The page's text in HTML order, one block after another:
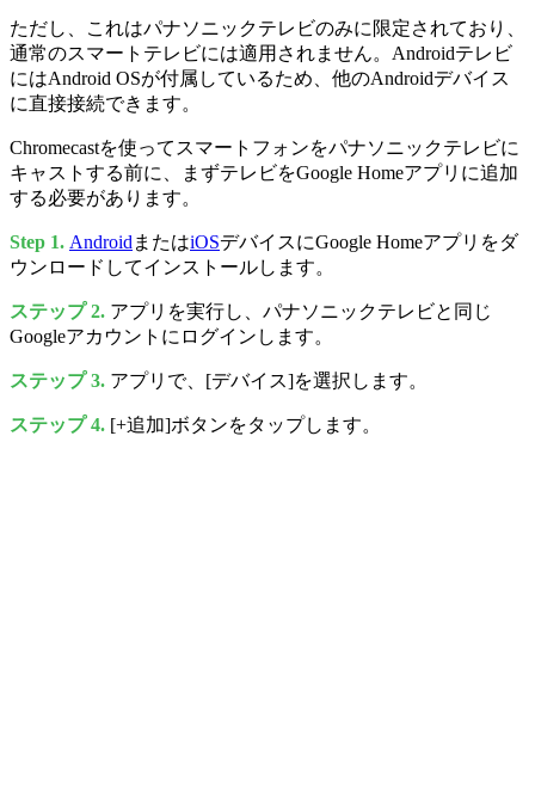
ただし、これはパナソニックテレビのみに限定されており、
通常のスマートテレビには適用されません。Androidテレビ
にはAndroid OSが付属しているため、他のAndroidデバイス
に直接接続できます。
Chromecastを使ってスマートフォンをパナソニックテレビに
キャストする前に、まずテレビをGoogle Homeアプリに追加
する必要があります。
Step 1. Android またはiOSデバイスにGoogle Homeアプリをダ
ウンロードしてインストールします。
ステップ 2. アプリを実行し、パナソニックテレビと同じ
Googleアカウントにログインします。
ステップ 3. アプリで、[デバイス]を選択します。
ステップ 4. [+追加]ボタンをタップします。